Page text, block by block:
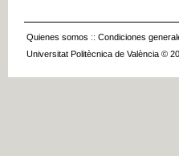
Quienes somos :: Condiciones
Universitat Politècnica de València ©